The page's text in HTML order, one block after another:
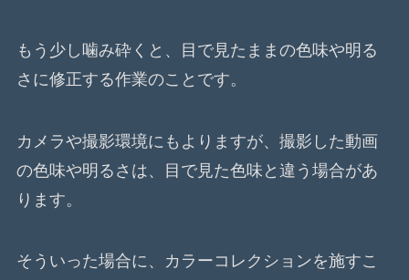
もう少し噛み砕くと、目で見たままの色味や明る
さに修正する作業のことです。
カメラや撮影環境にもよりますが、撮影した動画
の色味や明るさは、目で見た色味と違う場合があ
ります。
そういった場合に、カラーコレクションを施すこ